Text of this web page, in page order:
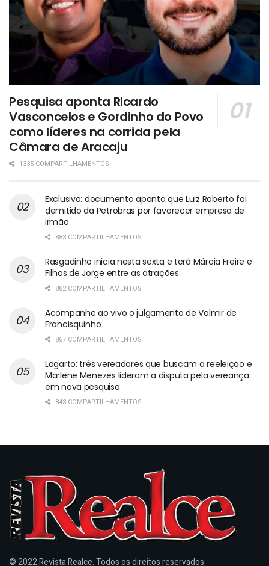
Pesquisa aponta Ricardo
Vasconcelos e Gordinho do Povo
como líderes na corrida pela
Câmara de Aracaju
1335 COMPARTILHAMENTOS
Exclusivo: documento aponta que Luiz Roberto foi
demitido da Petrobras por favorecer empresa de
irmão
883 COMPARTILHAMENTOS
Rasgadinho inicia nesta sexta e terá Márcia Freire e
Filhos de Jorge entre as atrações
882 COMPARTILHAMENTOS
Acompanhe ao vivo o julgamento de Valmir de
Francisquinho
867 COMPARTILHAMENTOS
Lagarto: três vereadores que buscam a reeleição e
Marlene Menezes lideram a disputa pela vereança
em nova pesquisa
843 COMPARTILHAMENTOS
© 2022 Revista Realce. Todos os direitos reservados.